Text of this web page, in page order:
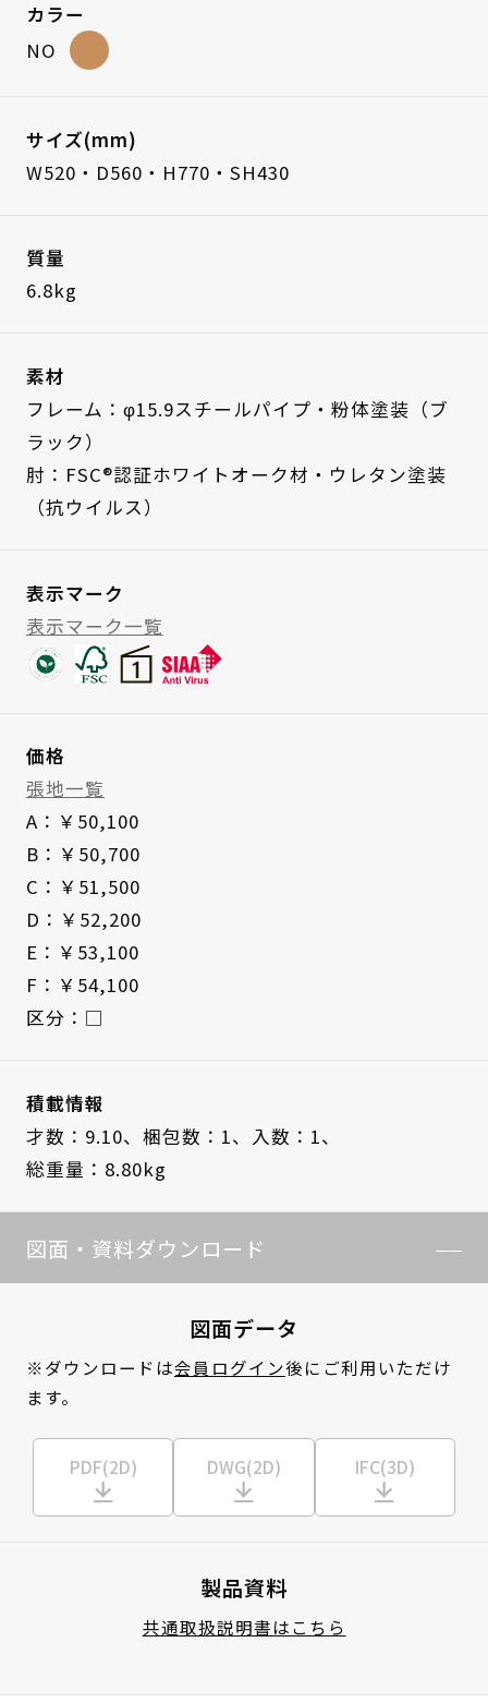
カラー
NO
サイズ(mm)
W520・D560・H770・SH430
質量
6.8kg
素材
フレーム：φ15.9スチールパイプ・粉体塗装（ブ
ラック）
肘：FSC®認証ホワイトオーク材・ウレタン塗装
（抗ウイルス）
表示マーク
表示マーク一覧
価格
張地一覧
A：￥50,100
B：￥50,700
C：￥51,500
D：￥52,200
E：￥53,100
F：￥54,100
区分：□
積載情報
才数：9.10、 梱包数：1、 入数：1、
総重量：8.80kg
図面・資料ダウンロード
図面データ
※ダウンロードは会員ログイン後にご利用いただけ
ます。
PDF(2D) DWG(2D) IFC(3D)
製品資料
共通取扱説明書はこちら